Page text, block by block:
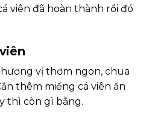
viên đã hoàn thành rồi đó
vị thơm ngon, chua
thêm miếng cá viên ăn
thì còn gì bằng.